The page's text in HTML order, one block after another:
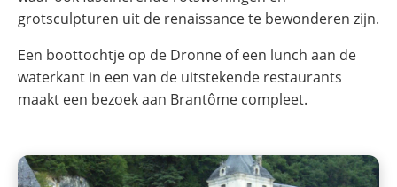
grotsculpturen uit de renaissance te bewonderen zijn.
Een boottochtje op de Dronne of een lunch aan de
waterkant in een van de uitstekende restaurants
maakt een bezoek aan Brantôme compleet.